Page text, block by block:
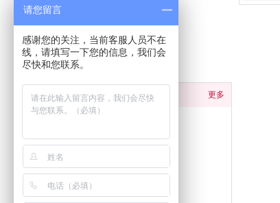
产品中心 更多
存储调理系列
洗涮台柜系列
厨房餐车系列
厨房厨杂系列
分类导航
请您留言
感谢您的关注，当前客服人员不在
线，请填写一下您的信息，我们会
尽快和您联系。